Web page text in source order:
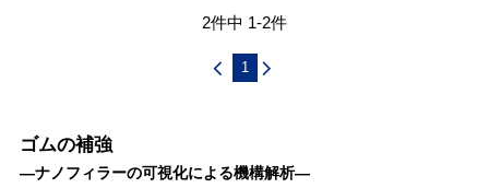
2件中 1-2件
1
ゴムの補強
―ナノフィラーの可視化による機構解析―